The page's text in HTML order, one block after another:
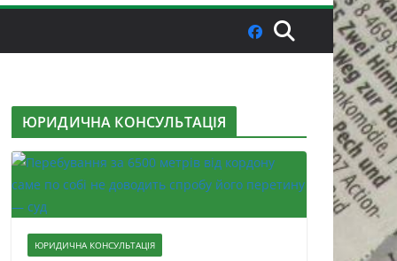
ЮРИДИЧНА КОНСУЛЬТАЦІЯ
ЮРИДИЧНА КОНСУЛЬТАЦІЯ